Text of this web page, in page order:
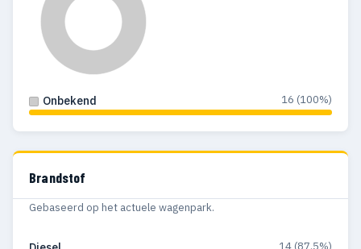
Onbekend 16 (100%)
Brandstof
Gebaseerd op het actuele wagenpark.